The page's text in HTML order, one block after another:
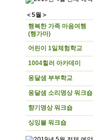
＜5월＞
행복한 가족 마음여행
(행가마)
어린이 1일체험학교
1004힐러 아카데미
옹달샘 부부학교
옹달샘 소리명상 워크숍
향기명상 워크숍
싱잉볼 워크숍